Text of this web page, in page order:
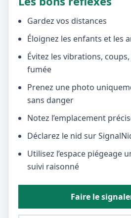
Gardez vos distances
Éloignez les enfants et les
Évitez les vibrations, coups,
fumée
Prenez une photo
sans danger
Notez l’emplacement
Déclarez le nid sur
Utilisez l’espace piégeage
suivi raisonné
Faire le